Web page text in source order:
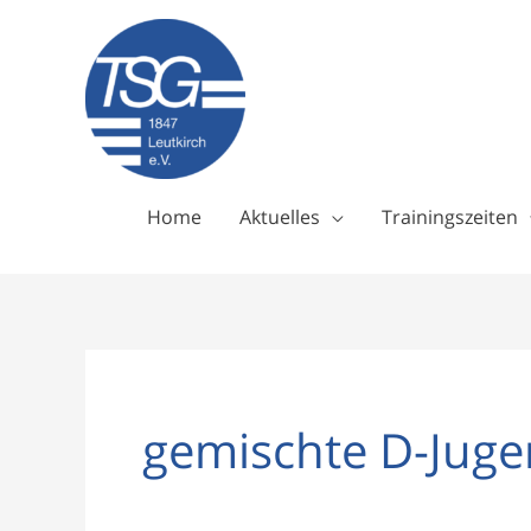
Home Aktuelles Trainingszeiten
gemischte D-